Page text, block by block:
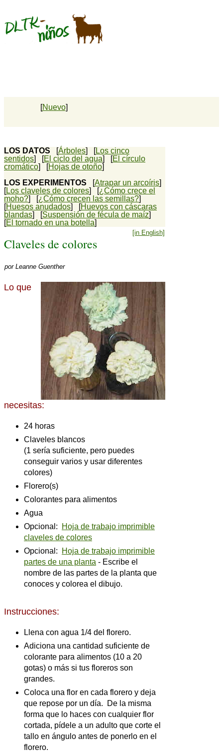
[Nuevo]
LOS DATOS [Árboles] [Los cinco
sentidos] [El ciclo del agua] [El círculo
cromático] [Hojas de otoño]
LOS EXPERIMENTOS [Atrapar un arcoíris]
[Los claveles de colores] [¿Cómo crece el
moho?] [¿Cómo crecen las semillas?]
[Huesos anudados] [Huevos con cáscaras
blandas] [Suspensión de fécula de maíz]
[El tornado en una botella]
[in English]
Claveles de colores
por Leanne Guenther
Lo que
necesitas:
24 horas
Claveles blancos
(1 sería suficiente, pero puedes
conseguir varios y usar diferentes
colores)
Florero(s)
Colorantes para alimentos
Agua
Opcional:
Hoja de trabajo imprimible
claveles de colores
Opcional:
Hoja de trabajo imprimible
partes de una planta - Escribe el
nombre de las partes de la planta que
conoces y colorea el dibujo.
Instrucciones:
Llena con agua 1/4 del florero.
Adiciona una cantidad suficiente de
colorante para alimentos (10 a 20
gotas) o más si tus floreros son
grandes.
Coloca una flor en cada florero y deja
que repose por un día. De la misma
forma que lo haces con cualquier flor
cortada, pídele a un adulto que corte el
tallo en ángulo antes de ponerlo en el
florero.